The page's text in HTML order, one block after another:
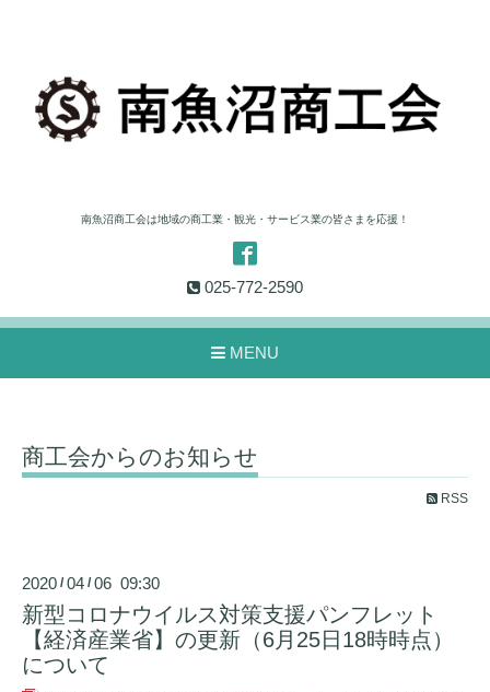
南魚沼商工会は地域の商工業・観光・サービス業の皆さまを応援！
025-772-2590
MENU
商工会からのお知らせ
RSS
2020 /04 /06 09:30
新型コロナウイルス対策支援パンフレット
【経済産業省】の更新（6月25日18時時点）
について